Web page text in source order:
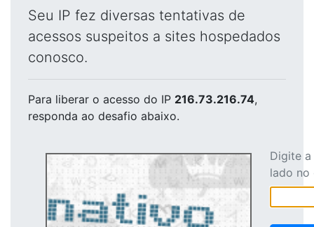
Seu IP fez diversas tentativas de
acessos suspeitos a sites hospedados
conosco.
Para liberar o acesso do IP 216.73.216.74,
responda ao desafio abaixo.
Digite
lado no